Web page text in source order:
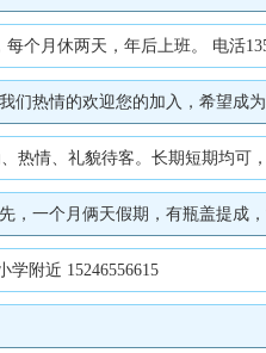
个月休两天，年后上班。 电活
热情的欢迎您的加入，希望成
情、礼貌待客。长期短期均可
个月俩天假期，有瓶盖提成，酒
附近 15246556615